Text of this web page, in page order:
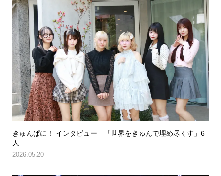
きゅんぱに！ インタビュー 「世界をきゅんで埋め尽くす」6
人...
2026.05.20